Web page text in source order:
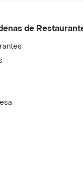
de